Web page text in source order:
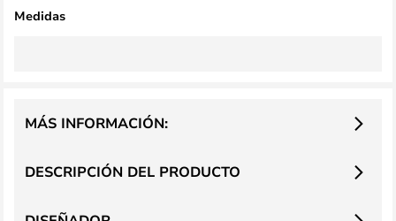
Medidas
DESCRIPCIÓN DEL PRODUCTO
MÁS INFORMACIÓN: